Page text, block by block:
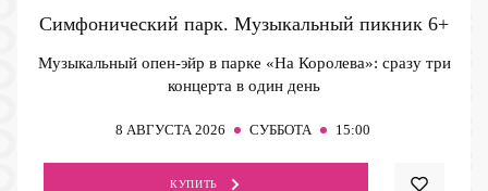
Симфонический парк. Музыкальный пикник 6+
Музыкальный опен-эйр в парке «На Королева»: сразу три
концерта в один день
8 АВГУСТА 2026 СУББОТА 15:00
КУПИТЬ